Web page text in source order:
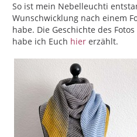
So ist mein Nebelleuchti
Wunschwicklung nach einem
habe. Die Geschichte des
habe ich Euch hier erzählt.